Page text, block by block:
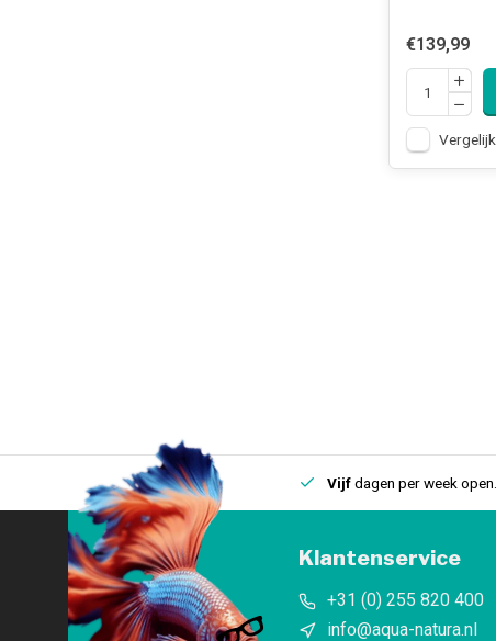
€139,99
Vergelijk
Eenfysieke winkelin IJmuiden Vijfdagen per week open.
Klantenservice
+31 (0) 255 820 400
info@aqua-natura.nl